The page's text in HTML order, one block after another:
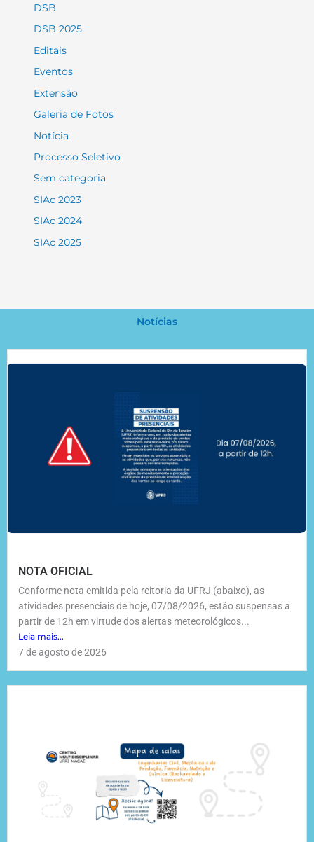
DSB
DSB 2025
Editais
Eventos
Extensão
Galeria de Fotos
Notícia
Processo Seletivo
Sem categoria
SIAc 2023
SIAc 2024
SIAc 2025
Notícias
NOTA OFICIAL
Conforme nota emitida pela reitoria da UFRJ (abaixo), as
atividades presenciais de hoje, 07/08/2026, estão suspensas a
partir de 12h em virtude dos alertas meteorológicos...
Leia mais...
7 de agosto de 2026